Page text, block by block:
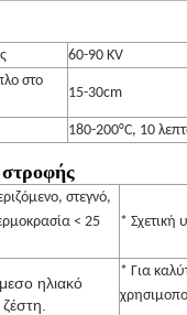
60-90 KV
στο
15-30cm
180-200°C, 10
στεγνό,
< 25
* Σχετική
ηλιακό
* Για